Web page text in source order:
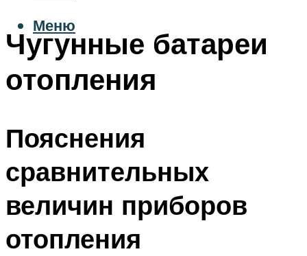
Меню
Чугунные батареи
отопления
Пояснения
сравнительных
величин приборов
отопления